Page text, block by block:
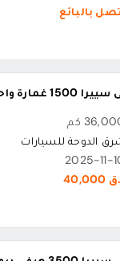
بالبائع
كم
الدوحة للسيارات
2025-11-